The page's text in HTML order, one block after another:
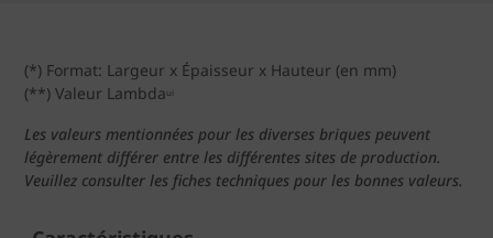
(*) Format: Largeur x Épaisseur x Hauteur (en mm)
(**) Valeur Lambda ui
Les valeurs mentionnées pour les diverses briques peuvent
légèrement différer entre les différentes sites de production.
Veuillez consulter les fiches techniques pour les bonnes valeurs.